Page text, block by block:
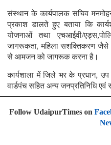
संस्थान के कार्यपालक सचिव
प्रकाश डालते हुए बताया कि
योजनाओं तथा एचआईवी/
जागरूकता, महिला सशक्तिकरण जैसे
से आमजन को जागरूक करना है।
कार्यशाला में जिले भर के प्रधान,
वार्डपंच सहित अन्य जनप्रतिनिधि
Follow UdaipurTimes on